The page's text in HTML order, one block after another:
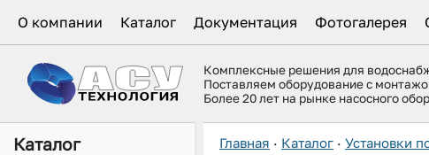
О компании Каталог Документация Фотогалерея
Комплексные решения для
Поставляем оборудование с
Более 20 лет на рынке насосного
Каталог Главная · Каталог · Установки